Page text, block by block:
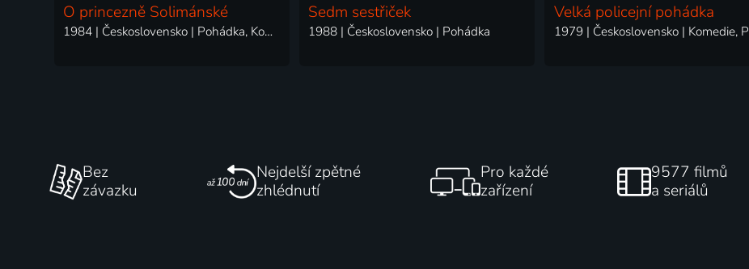
O princezně Solimánské
1984 | Československo | Pohádka, Komedie
Sedm sestřiček
1988 | Československo | Pohádka
Velká policejní pohádka
Bez
závazku
Nejdelší zpětné
zhlédnutí
Pro každé
zařízení
9577 filmů
a seriálů